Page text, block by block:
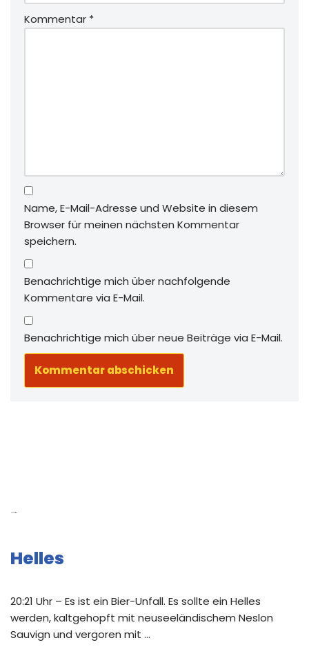
Kommentar *
Name, E-Mail-Adresse und Website in diesem
Browser für meinen nächsten Kommentar
speichern.
Benachrichtige mich über nachfolgende
Kommentare via E-Mail.
Benachrichtige mich über neue Beiträge via E-Mail.
Helles
20:21 Uhr – Es ist ein Bier-Unfall. Es sollte ein Helles
werden, kaltgehopft mit neuseeländischem Neslon
Sauvign und vergoren mit …